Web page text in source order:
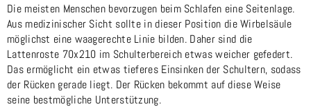
Die meisten Menschen bevorzugen beim Schlafen eine Seitenlage.
Aus medizinischer Sicht sollte in dieser Position die Wirbelsäule
möglichst eine waagerechte Linie bilden. Daher sind die
Lattenroste 70x210 im Schulterbereich etwas weicher gefedert.
Das ermöglicht ein etwas tieferes Einsinken der Schultern, sodass
der Rücken gerade liegt. Der Rücken bekommt auf diese Weise
seine bestmögliche Unterstützung.